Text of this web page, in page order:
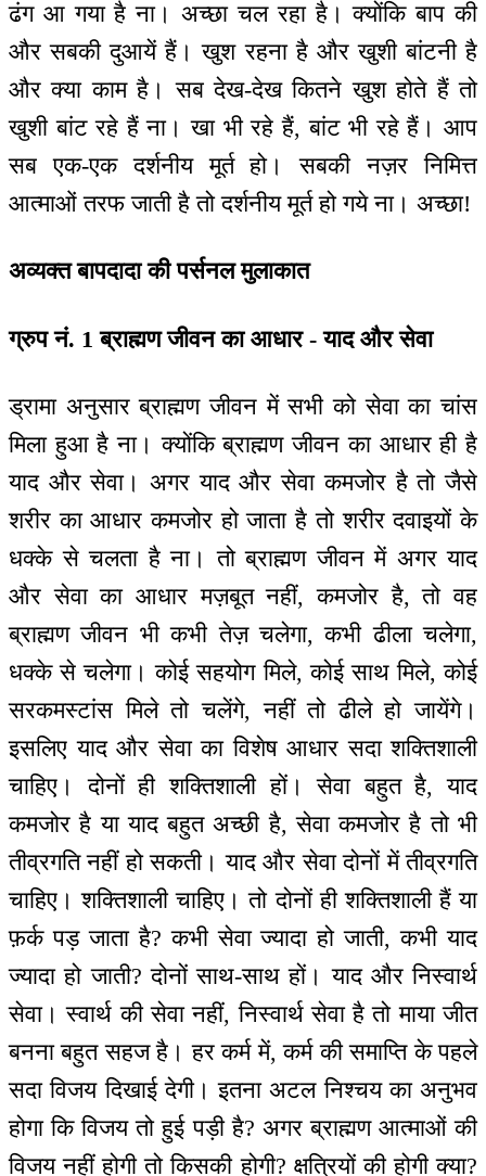
ढंग आ गया है ना। अच्छा चल रहा है। क्योंकि बाप की
और सबकी दुआयें हैं। खुश रहना है और खुशी बांटनी है
और क्या काम है। सब देख-देख कितने खुश होते हैं तो
खुशी बांट रहे हैं ना। खा भी रहे हैं, बांट भी रहे हैं। आप
सब एक-एक दर्शनीय मूर्त हो। सबकी नज़र निमित्त
आत्माओं तरफ जाती है तो दर्शनीय मूर्त हो गये ना। अच्छा!
अव्यक्त बापदादा की पर्सनल मुलाकात
ग्रुप नं. 1 ब्राह्मण जीवन का आधार - याद और सेवा
ड्रामा अनुसार ब्राह्मण जीवन में सभी को सेवा का चांस
मिला हुआ है ना। क्योंकि ब्राह्मण जीवन का आधार ही है
याद और सेवा। अगर याद और सेवा कमजोर है तो जैसे
शरीर का आधार कमजोर हो जाता है तो शरीर दवाइयों के
धक्के से चलता है ना। तो ब्राह्मण जीवन में अगर याद
और सेवा का आधार मज़बूत नहीं, कमजोर है, तो वह
ब्राह्मण जीवन भी कभी तेज़ चलेगा, कभी ढीला चलेगा,
धक्के से चलेगा। कोई सहयोग मिले, कोई साथ मिले, कोई
सरकमस्टांस मिले तो चलेंगे, नहीं तो ढीले हो जायेंगे।
इसलिए याद और सेवा का विशेष आधार सदा शक्तिशाली
चाहिए। दोनों ही शक्तिशाली हों। सेवा बहुत है, याद
कमजोर है या याद बहुत अच्छी है, सेवा कमजोर है तो भी
तीव्रगति नहीं हो सकती। याद और सेवा दोनों में तीव्रगति
चाहिए। शक्तिशाली चाहिए। तो दोनों ही शक्तिशाली हैं या
फ़र्क पड़ जाता है? कभी सेवा ज्यादा हो जाती, कभी याद
ज्यादा हो जाती? दोनों साथ-साथ हों। याद और निस्वार्थ
सेवा। स्वार्थ की सेवा नहीं, निस्वार्थ सेवा है तो माया जीत
बनना बहुत सहज है। हर कर्म में, कर्म की समाप्ति के पहले
सदा विजय दिखाई देगी। इतना अटल निश्चय का अनुभव
होगा कि विजय तो हुई पड़ी है? अगर ब्राह्मण आत्माओं की
विजय नहीं होगी तो किसकी होगी? क्षत्रियों की होगी क्या?